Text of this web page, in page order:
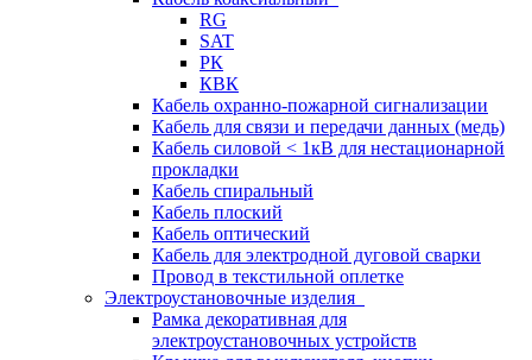
RG
SAT
РК
КВК
Кабель охранно-пожарной сигнализации
Кабель для связи и передачи данных (медь)
Кабель силовой < 1кВ для нестационарной
прокладки
Кабель спиральный
Кабель плоский
Кабель оптический
Кабель для электродной дуговой сварки
Провод в текстильной оплетке
Электроустановочные изделия
Рамка декоративная для
электроустановочных устройств